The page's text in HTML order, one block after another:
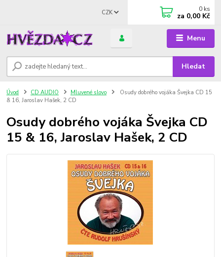
Menu
CZK
Hledat
0 ks
za 0,00 Kč
Úvod CD AUDIO Mluvené slovo
Osudy dobrého vojáka Švejka CD 15
& 16, Jaroslav Hašek, 2 CD
Osudy dobrého vojáka Švejka CD
15 & 16, Jaroslav Hašek, 2 CD